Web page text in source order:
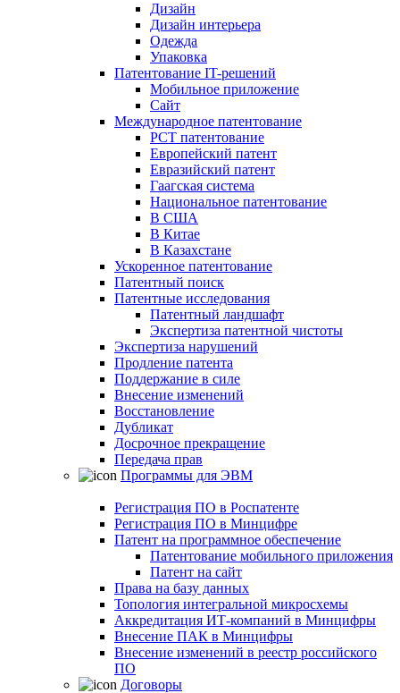
Дизайн
Дизайн интерьера
Одежда
Упаковка
Патентование IT-решений
Мобильное приложение
Сайт
Международное патентование
PCT патентование
Европейский патент
Евразийский патент
Гаагская система
Национальное патентование
В США
В Китае
В Казахстане
Ускоренное патентование
Патентный поиск
Патентные исследования
Патентный ландшафт
Экспертиза патентной чистоты
Экспертиза нарушений
Продление патента
Поддержание в силе
Внесение изменений
Восстановление
Дубликат
Досрочное прекращение
Передача прав
Программы для ЭВМ
Регистрация ПО в Роспатенте
Регистрация ПО в Минцифре
Патент на программное обеспечение
Патентование мобильного приложения
Патент на сайт
Права на базу данных
Топология интегральной микросхемы
Аккредитация ИТ-компаний в Минцифры
Внесение ПАК в Минцифры
Внесение изменений в реестр российского
ПО
Договоры